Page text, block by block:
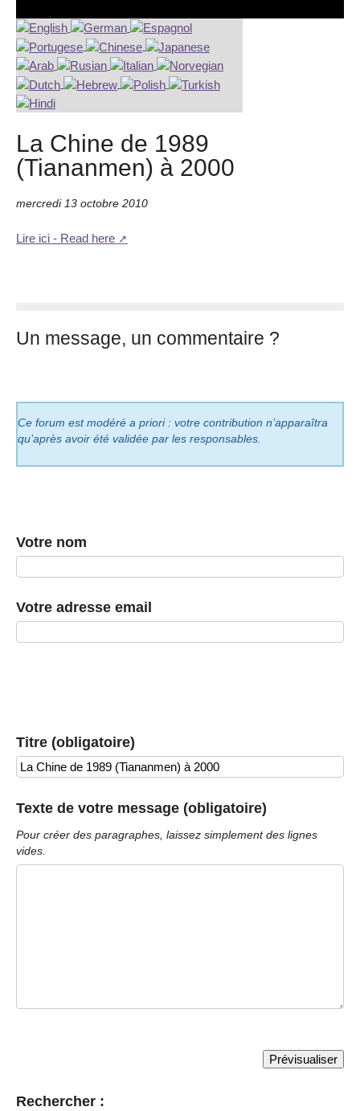
La Chine de 1989
(Tiananmen) à 2000
mercredi 13 octobre 2010
Lire ici - Read here
Un message, un commentaire ?
Ce forum est modéré a priori : votre contribution n’apparaîtra
qu’après avoir été validée par les responsables.
Votre nom
Votre adresse email
Titre (obligatoire)
Texte de votre message (obligatoire)
Pour créer des paragraphes, laissez simplement des lignes
vides.
Rechercher :